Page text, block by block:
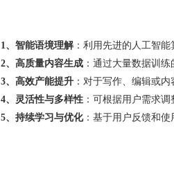
1、智能语境理解：利用先进的人工智
2、高质量内容生成 ：通过大量数据训
3、高效产能提升 ：对于写作、编辑或
4、灵活性与多样性 ：可根据用户需求
5、持续学习与优化：基于用户反馈和